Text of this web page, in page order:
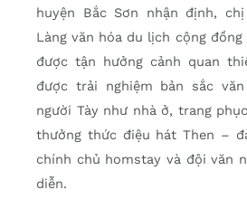
huyện Bắc Sơn nhận định,
Làng văn hóa du lịch cộng
được tận hưởng cảnh quan
được trải nghiệm bản sắc
người Tày như nhà ở, trang
thưởng thức điệu hát Then –
chính chủ homstay và đội văn
diễn.